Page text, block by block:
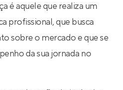
é aquele que realiza um
profissional, que busca
sobre o mercado e que se
da sua jornada no